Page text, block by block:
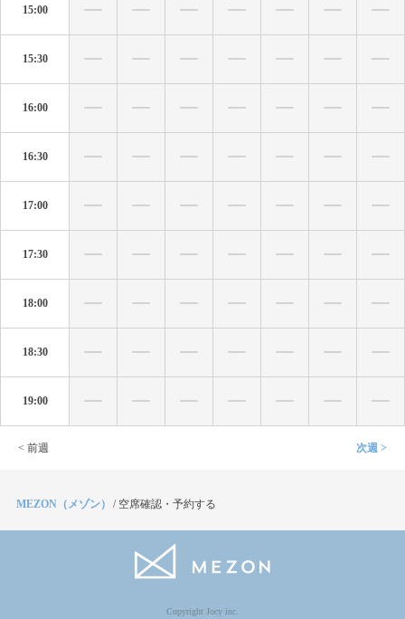
15:00
15:30
16:00
16:30
17:00
17:30
18:00
18:30
19:00
< 前週 次週 >
MEZON（メゾン） / 空席確認・予約する
Copyright Jocy inc.